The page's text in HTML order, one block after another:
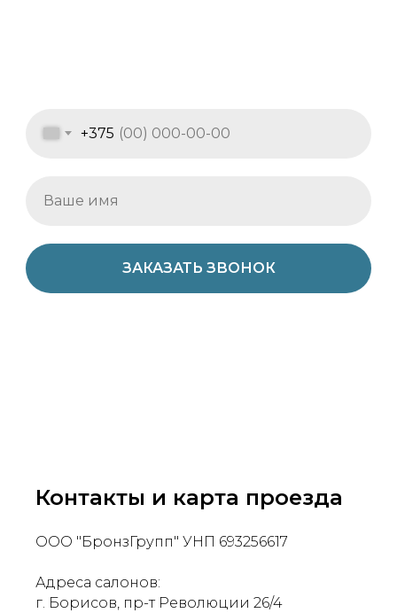
+375
ЗАКАЗАТЬ ЗВОНОК
Контакты и карта проезда
ООО "БронзГрупп" УНП 693256617
Адреса салонов:
г. Борисов, пр-т Революции 26/4